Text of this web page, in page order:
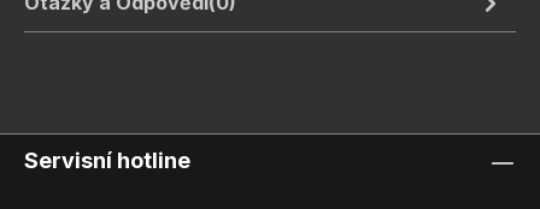
Servisní hotline